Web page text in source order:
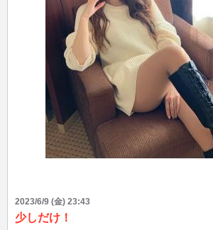
2023/6/9 (金) 23:43
少しだけ！